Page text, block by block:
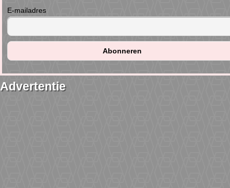
E-mailadres
Advertentie